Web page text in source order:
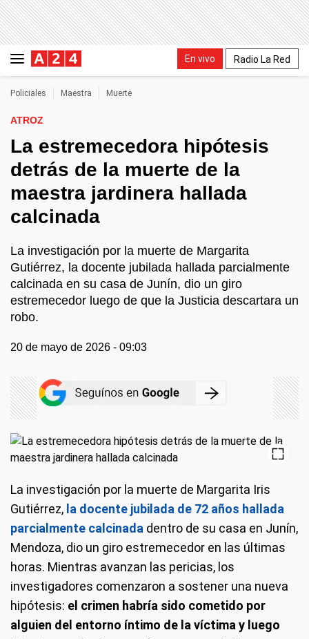
En vivo Radio La Red
Policiales Maestra Muerte
ATROZ
La estremecedora hipótesis
detrás de la muerte de la
maestra jardinera hallada
calcinada
La investigación por la muerte de Margarita
Gutiérrez, la docente jubilada hallada parcialmente
calcinada en su casa de Junín, dio un giro
estremecedor luego de que la Justicia descartara un
robo.
20 de mayo de 2026 - 09:03
La investigación por la muerte de Margarita Iris
Gutiérrez, la docente jubilada de 72 años hallada
parcialmente calcinada dentro de su casa en Junín,
Mendoza, dio un giro estremecedor en las últimas
horas. Mientras avanzan las pericias, los
investigadores comenzaron a sostener una nueva
hipótesis: el crimen habría sido cometido por
alguien del entorno íntimo de la víctima y luego